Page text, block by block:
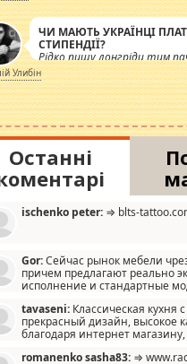
ЧИ МАЮТЬ УКРАЇНЦІ
СТИПЕНДІЇ?
Рідко пишу лонгріди тим
але вже просто дістало!
інсенуації навколо
Штучно роздувається ще
катастрофа.
Улибін
Останні
ischenko peter: ⇒ blts-
Gor:Сейчас рынок мебели
причем предлагают реально
исполнение и стандартные
мало походит на
и что главное - со
ненужных наворотов
tavaseni: Классическая кухня
прекрасный дизайн, высокое
благодаря интернет
romanenko sasha83: ⇒